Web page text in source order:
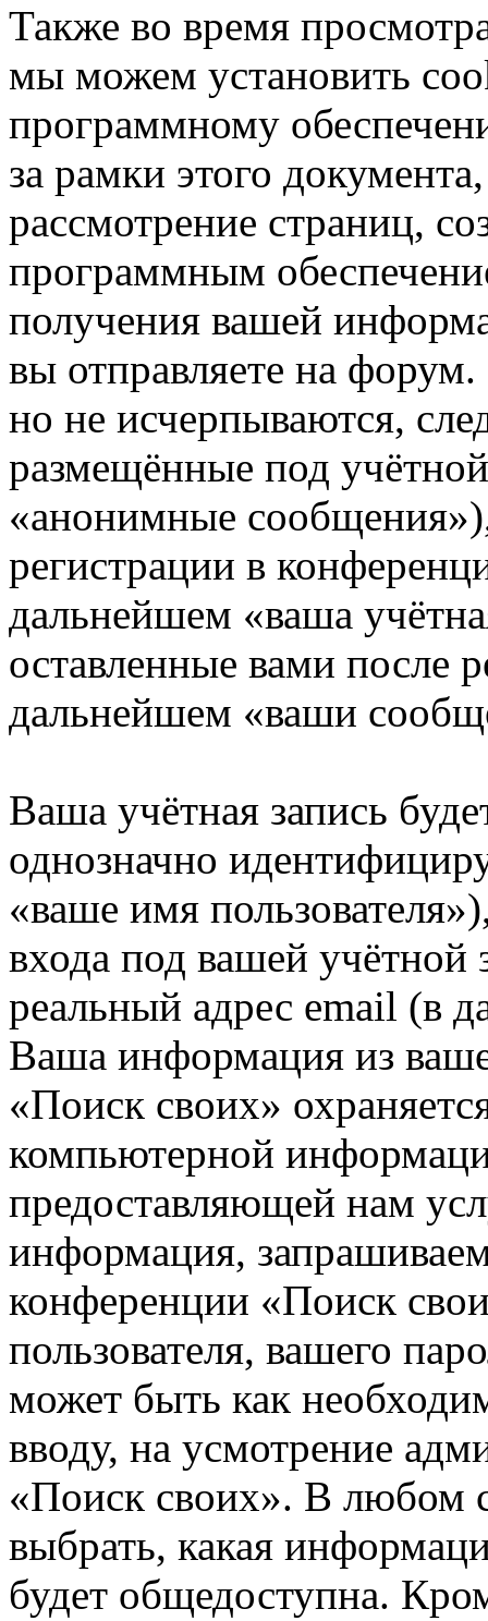
Также во время
мы можем установить
программному
за рамки этого
рассмотрение страниц,
программным
получения вашей
вы отправляете на
но не исчерпываются,
размещённые под
«анонимные
регистрации в
дальнейшем «ваша
оставленные вами после
дальнейшем «ваши
Ваша учётная запись
однозначно
«ваше имя
входа под вашей учётной
реальный адрес email (в
Ваша информация из
«Поиск своих»
компьютерной
предоставляющей нам
информация,
конференции «Поиск
пользователя, вашего
может быть как
вводу, на усмотрение
«Поиск своих». В любом
выбрать, какая
будет общедоступна.